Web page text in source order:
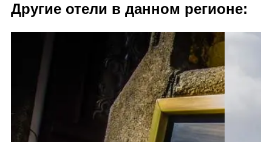
Другие отели в данном регионе: